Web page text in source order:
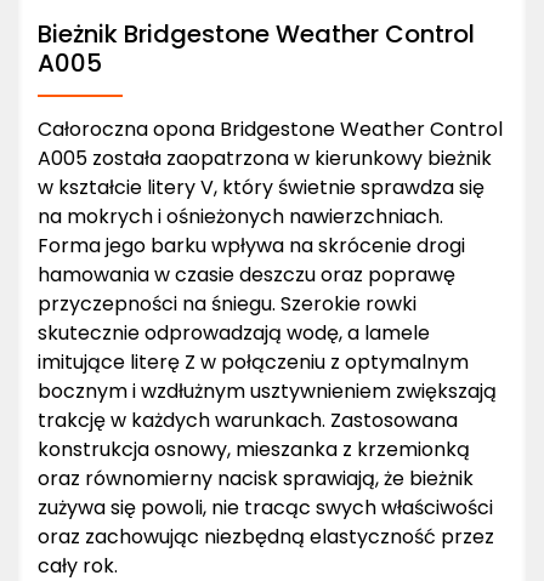
Bieżnik Bridgestone Weather Control
A005
Całoroczna opona Bridgestone Weather Control
A005 została zaopatrzona w kierunkowy bieżnik
w kształcie litery V, który świetnie sprawdza się
na mokrych i ośnieżonych nawierzchniach.
Forma jego barku wpływa na skrócenie drogi
hamowania w czasie deszczu oraz poprawę
przyczepności na śniegu. Szerokie rowki
skutecznie odprowadzają wodę, a lamele
imitujące literę Z w połączeniu z optymalnym
bocznym i wzdłużnym usztywnieniem zwiększają
trakcję w każdych warunkach. Zastosowana
konstrukcja osnowy, mieszanka z krzemionką
oraz równomierny nacisk sprawiają, że bieżnik
zużywa się powoli, nie tracąc swych właściwości
oraz zachowując niezbędną elastyczność przez
cały rok.